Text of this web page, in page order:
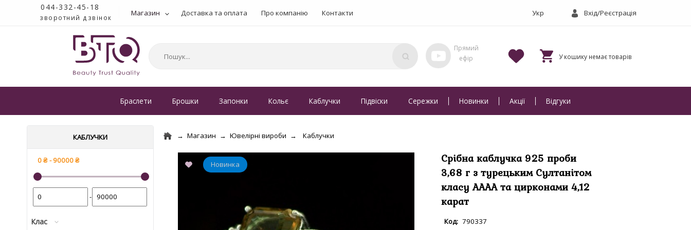
044-332-45-18
зворотний дзвінок Магазин Доставка та оплата Про компанію Контакти Вхід/Реєстрація
Браслети Брошки Запонки Кольє Каблучки Підвіски Сережки Новинки Акції Відгуки
КАБЛУЧКИ
-
Клас
Магазин Ювелірні вироби Каблучки
Срібна каблучка 925 проби
3,68 г з турецьким Султанітом
класу АААА та цирконами 4,12
карат
790337